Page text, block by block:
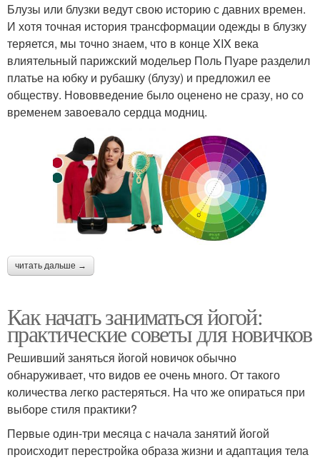
Блузы или блузки ведут свою историю с давних времен.
И хотя точная история трансформации одежды в блузку
теряется, мы точно знаем, что в конце XIX века
влиятельный парижский модельер Поль Пуаре разделил
платье на юбку и рубашку (блузу) и предложил ее
обществу. Нововведение было оценено не сразу, но со
временем завоевало сердца модниц.
читать дальше →
Как начать заниматься йогой:
практические советы для новичков
Решивший заняться йогой новичок обычно
обнаруживает, что видов ее очень много. От такого
количества легко растеряться. На что же опираться при
выборе стиля практики?
Первые один-три месяца с начала занятий йогой
происходит перестройка образа жизни и адаптация тела